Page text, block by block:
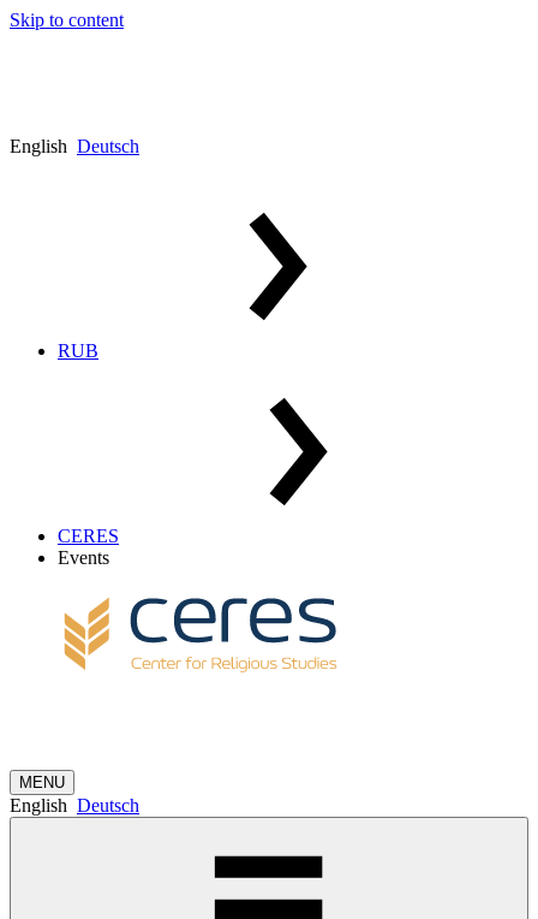
Skip to content
English Deutsch
RUB
CERES
Events
MENU
English Deutsch